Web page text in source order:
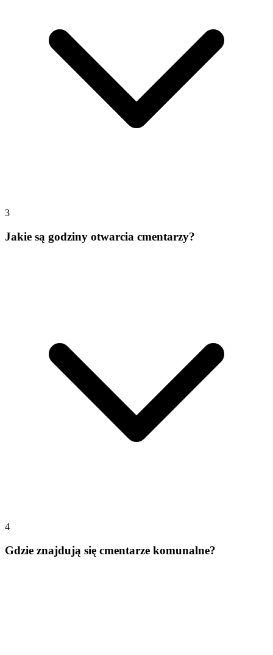
3
Jakie są godziny otwarcia cmentarzy?
4
Gdzie znajdują się cmentarze komunalne?